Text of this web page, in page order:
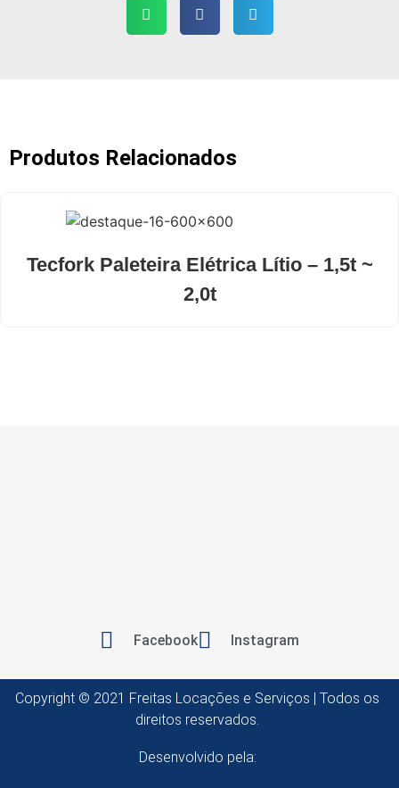
Produtos Relacionados
Tecfork Paleteira Elétrica Lítio – 1,5t ~
2,0t
Facebook Instagram
Copyright © 2021 Freitas Locações e Serviços | Todos os
direitos reservados.
Desenvolvido pela: